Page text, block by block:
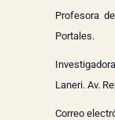
Profesora
Portales.
Laneri. Av.
Correo